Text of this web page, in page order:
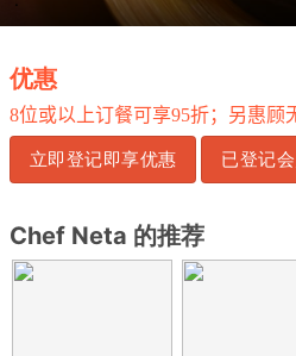
优惠
8位或以上订餐可享95折；另惠顾
立即登记即享优惠 已登记
Chef Neta 的推荐